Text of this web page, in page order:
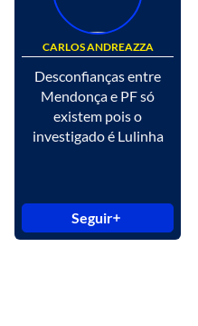
CARLOS ANDREAZZA
Desconfianças entre
Mendonça e PF só
existem pois o
investigado é Lulinha
Seguir